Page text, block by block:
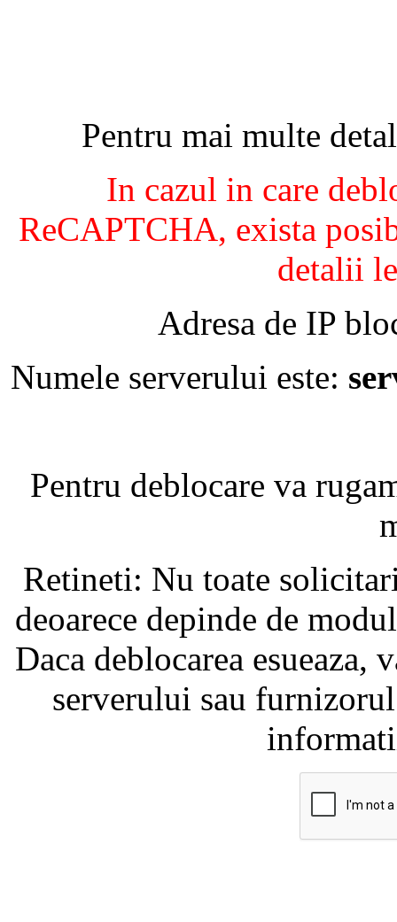
Pentru mai multe
In cazul in care
ReCAPTCHA, exista
detalii
Adresa de IP
Numele serverului este:
Pentru deblocare va
Retineti: Nu toate
deoarece depinde de
Daca deblocarea
serverului sau